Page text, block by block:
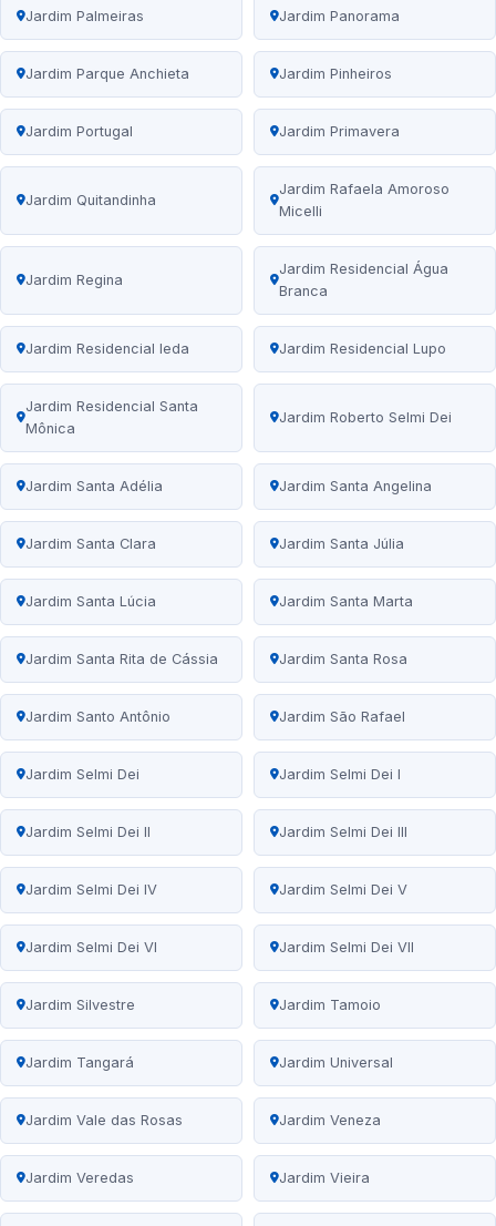
Jardim Palmeiras Jardim Panorama
Jardim Parque Anchieta Jardim Pinheiros
Jardim Portugal Jardim Primavera
Jardim Quitandinha
Jardim Rafaela Amoroso
Micelli
Jardim Regina
Jardim Residencial Água
Branca
Jardim Residencial Ieda Jardim Residencial Lupo
Jardim Residencial Santa
Mônica
Jardim Roberto Selmi Dei
Jardim Santa Adélia Jardim Santa Angelina
Jardim Santa Clara Jardim Santa Júlia
Jardim Santa Lúcia Jardim Santa Marta
Jardim Santa Rita de Cássia Jardim Santa Rosa
Jardim Santo Antônio Jardim São Rafael
Jardim Selmi Dei Jardim Selmi Dei I
Jardim Selmi Dei II Jardim Selmi Dei III
Jardim Selmi Dei IV Jardim Selmi Dei V
Jardim Selmi Dei VI Jardim Selmi Dei VII
Jardim Silvestre Jardim Tamoio
Jardim Tangará Jardim Universal
Jardim Vale das Rosas Jardim Veneza
Jardim Veredas Jardim Vieira